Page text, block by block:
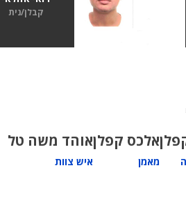
קבלן/נית
אלכס קפלן
מאמן
אוהד משה טל
איש צוות